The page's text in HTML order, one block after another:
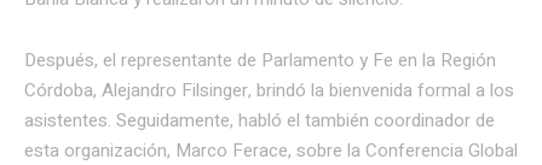
Después, el representante de Parlamento y Fe en la Región
Córdoba, Alejandro Filsinger, brindó la bienvenida formal a los
asistentes. Seguidamente, habló el también coordinador de
esta organización, Marco Ferace, sobre la Conferencia Global